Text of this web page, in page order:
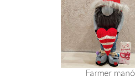
Farmer manó